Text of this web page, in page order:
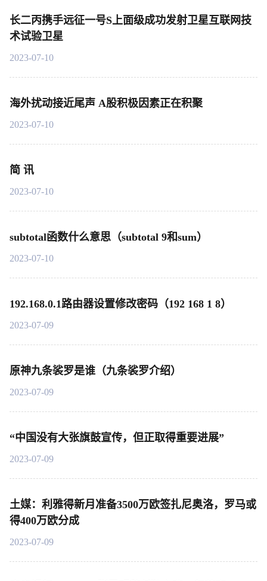
长二丙携手远征一号S上面级成功发射卫星互联网技
术试验卫星
2023-07-10
海外扰动接近尾声 A股积极因素正在积聚
2023-07-10
简 讯
2023-07-10
subtotal函数什么意思（subtotal 9和sum）
2023-07-10
192.168.0.1路由器设置修改密码（192 168 1 8）
2023-07-09
原神九条裟罗是谁（九条裟罗介绍）
2023-07-09
“中国没有大张旗鼓宣传，但正取得重要进展”
2023-07-09
土媒：利雅得新月准备3500万欧签扎尼奥洛，罗马或
得400万欧分成
2023-07-09